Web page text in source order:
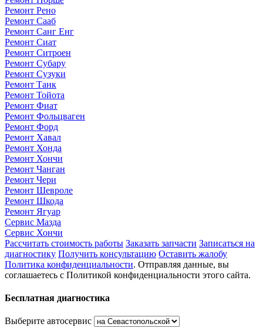
Ремонт Рено
Ремонт Сааб
Ремонт Санг Енг
Ремонт Сиат
Ремонт Ситроен
Ремонт Субару
Ремонт Сузуки
Ремонт Танк
Ремонт Тойота
Ремонт Фиат
Ремонт Фольцваген
Ремонт Форд
Ремонт Хавал
Ремонт Хонда
Ремонт Хончи
Ремонт Чанган
Ремонт Чери
Ремонт Шевроле
Ремонт Шкода
Ремонт Ягуар
Сервис Мазда
Сервис Хончи
Рассчитать стоимость работы Заказать запчасти Записаться на
диагностику Получить консультацию Оставить жалобу
Политика конфиденциальности. Отправляя данные, вы
соглашаетесь с Политикой конфиденциальности этого сайта.
Бесплатная диагностика
Выберите автосервис